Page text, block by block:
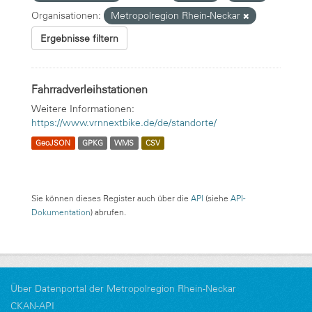
Organisationen:
Metropolregion Rhein-Neckar
Ergebnisse filtern
Fahrradverleihstationen
Weitere Informationen:
https://www.vrnnextbike.de/de/standorte/
GeoJSON GPKG WMS CSV
Sie können dieses Register auch über die API (siehe API-
Dokumentation) abrufen.
Über Datenportal der Metropolregion Rhein-Neckar
CKAN-API